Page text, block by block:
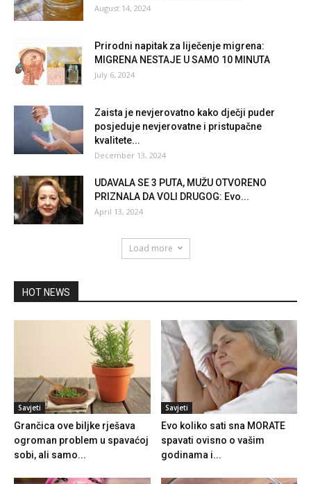
August 14, 2024
Prirodni napitak za liječenje migrena:
MIGRENA NESTAJE U SAMO 10 MINUTA
July 6, 2024
Zaista je nevjerovatno kako dječji puder
posjeduje nevjerovatne i pristupačne
kvalitete...
December 13, 2024
UDAVALA SE 3 PUTA, MUŽU OTVORENO
PRIZNALA DA VOLI DRUGOG: Evo...
April 13, 2024
Load more
HOT NEWS
Savjeti
Grančica ove biljke rješava
ogroman problem u spavaćoj
sobi, ali samo...
Savjeti
Evo koliko sati sna MORATE
spavati ovisno o vašim
godinama i...